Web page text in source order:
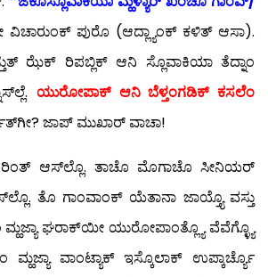
ವಿಚಾರುಂಕ್ ಪುರೊ (ಆದ್ಲ್ಯಾಂಕ್ ಕಳಿತ್ ಆಸಾ).
ಝೆಕ್ ರಿಪಬ್ಲಿಕ್ ಆನಿ ಸ್ಲೊವಾಕಿಯಾ ತೆದ್ನಾಂ
ಯುರೋಪಾಕ್ ಆನಿ ಬೆಳ್ತಂಗಡಿಕ್ ಕಸಲೆಂ
ಜಾಪ್ ಮುಖಾರ್ ವಾಚಾ!
ಆಸ್‍ಲ್ಲೊ. ತಾಚೊ ಮೊಗಾಚೊ ಸೀನಿಯರ್
ತೊ ಗಾಂವಾಂಕ್ ಯೆತಾನಾ ಜಾಯ್ತ್ಯೊ ವಸ್ತು
ಘರಾಕ್‍ಯೀ ಯುರೋಪಾಂತ್ಲ್ಯೊ ವೆವೆಗ್ಳ್ಯೊ
ಮ್ಹಜ್ಯಾ ವಾಂಟ್ಯಾಕ್ ಇಸ್ಕೊಲಾಕ್ ಉಪ್ಕಾರ್ಚ್ಯೊ